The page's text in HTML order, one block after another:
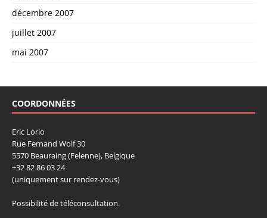
décembre 2007
juillet 2007
mai 2007
COORDONNÉES
Eric Lorio
Rue Fernand Wolf 30
5570 Beauraing (Felenne), Belgique
+32 82 86 03 24
(uniquement sur rendez-vous)
Possibilité de téléconsultation.